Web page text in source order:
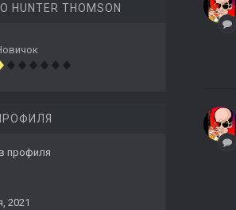
THOMSON
профиля
2021